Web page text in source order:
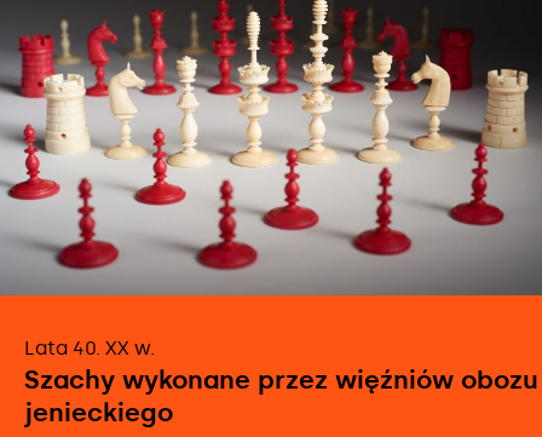
Szachy wykonane przez więźniów obozu
jenieckiego
Lata 40. XX w.